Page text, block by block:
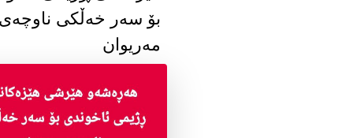
بۆ سەر خەڵکی
مەریوان